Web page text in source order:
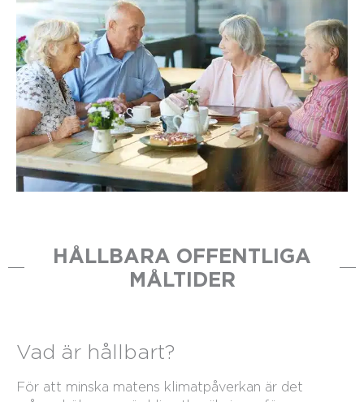
HÅLLBARA OFFENTLIGA
MÅLTIDER
Vad är hållbart?
För att minska matens klimatpåverkan är det